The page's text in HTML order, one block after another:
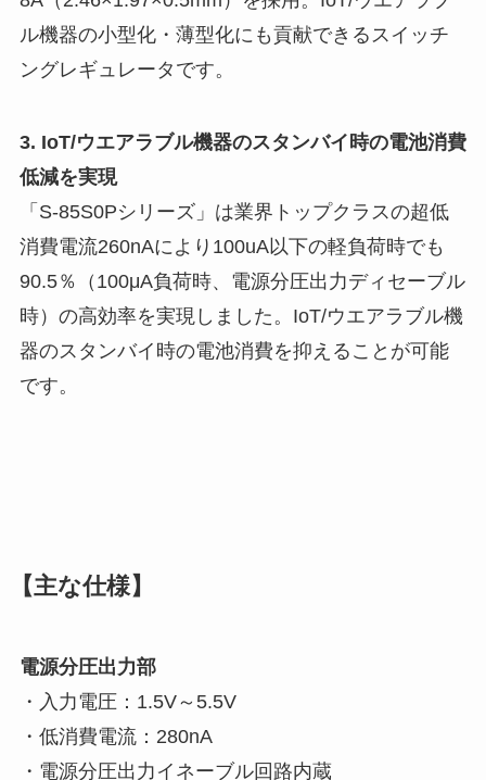
ル機器の小型化・薄型化にも貢献できるスイッチ
ングレギュレータです。
3. IoT/ウエアラブル機器のスタンバイ時の電池消費
低減を実現
「S-85S0Pシリーズ」は業界トップクラスの超低
消費電流260nAにより100uA以下の軽負荷時でも
90.5％（100μA負荷時、電源分圧出力ディセーブル
時）の高効率を実現しました。IoT/ウエアラブル機
器のスタンバイ時の電池消費を抑えることが可能
です。
【主な仕様】
電源分圧出力部
・入力電圧：1.5V～5.5V
・低消費電流：280nA
・電源分圧出力イネーブル回路内蔵